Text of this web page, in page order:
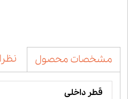
مشخصات محصول
قطر داخلی